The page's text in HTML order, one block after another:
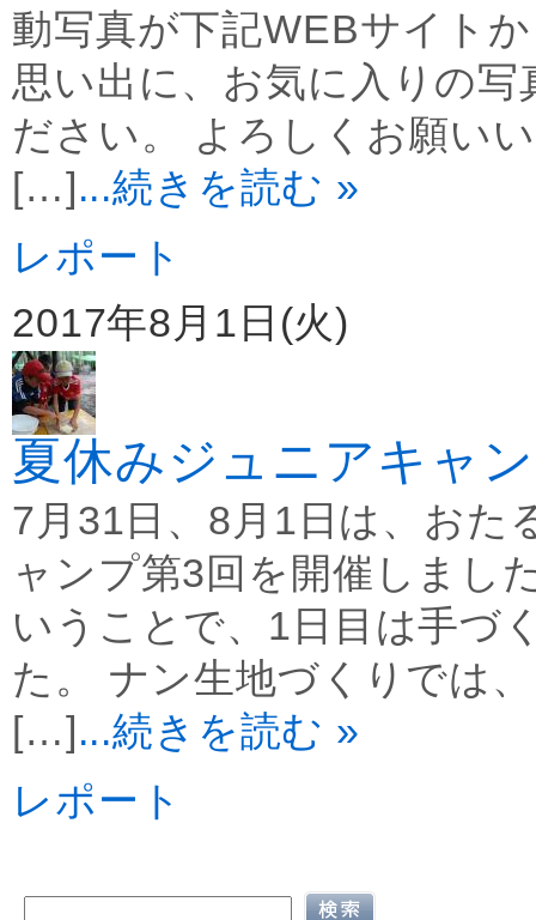
動写真が下記WEBサイト
思い出に、お気に入りの
ださい。 よろしくお願い
[…]...続きを読む »
レポート
2017年8月1日(火)
夏休みジュニアキャ
7月31日、8月1日は、おた
ャンプ第3回を開催しまし
いうことで、1日目は手づ
た。 ナン生地づくりでは
[…]...続きを読む »
レポート